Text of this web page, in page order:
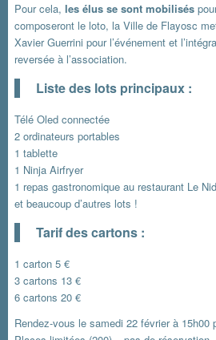
Pour cela,les élus se sont mobilisés
composeront le loto, la Ville de Flayosc
Xavier Guerrini pour l’événement et
reversée à l’association.
Liste des lots principaux :
Télé Oled connectée
2 ordinateurs portables
1 tablette
1 Ninja Airfryer
1 repas gastronomique au restaurant Le Nid
et beaucoup d’autres lots !
Tarif des cartons :
1 carton 5 €
3 cartons 13 €
6 cartons 20 €
Rendez-vous le samedi 22 février à 15h00